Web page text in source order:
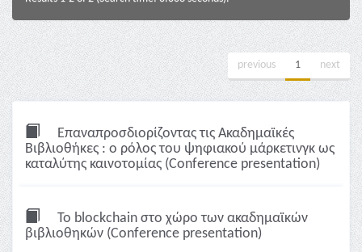
previous 1 next
Επαναπροσδιορίζοντας τις Ακαδημαϊκές
Βιβλιοθήκες : ο ρόλος του ψηφιακού μάρκετινγκ ως
καταλύτης καινοτομίας (Conference presentation)
To blockchain στο χώρο των ακαδημαϊκών
βιβλιοθηκών (Conference presentation)